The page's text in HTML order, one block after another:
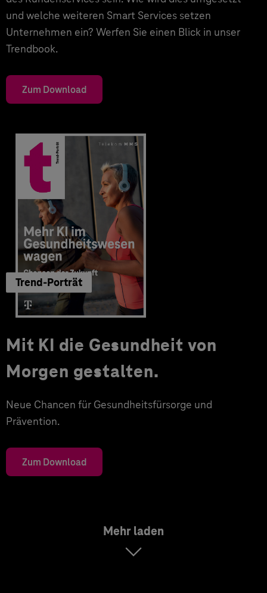
und welche weiteren Smart Services setzen
Unternehmen ein? Werfen Sie einen Blick in unser
Trendbook.
Zum Download
Trend-Porträt
Mit KI die Gesundheit von
Morgen gestalten.
Neue Chancen für Gesundheitsfürsorge und
Prävention.
Zum Download
Mehr laden